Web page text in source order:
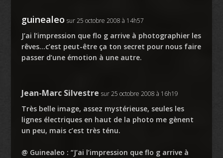
guinealeo sur 25 octobre 2008 à 14h57
J’ai l’impression que flo g arrive à photographier les
rêves…c’est peut-être ça ton secret pour nous faire
passer d’une émotion à une autre.
Jean-Marc Silvestre sur 25 octobre 2008 à 16h19
Très belle image, assez mystérieuse, seules les
lignes électriques en haut de la photo me gènent
un peu, mais c’est très ténu.
@ Guinealeo : “J’ai l’impression que flo g arrive à